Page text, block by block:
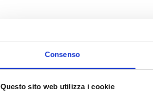
Consenso
Questo sito web utilizza i cookie
Compila